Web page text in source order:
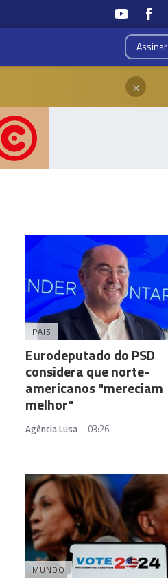
Assinar
×
PAÍS
Eurodeputado do PSD
considera que norte-
americanos "mereciam
melhor"
Agência Lusa 03:26
MUNDO